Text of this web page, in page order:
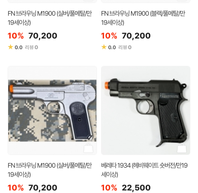
FN 브라우닝 M1900 (실버/풀메탈/만
19세이상)
10% 70,200
★ 0.0 리뷰0
FN 브라우닝 M1900 (블랙/풀메탈/만
19세이상)
10% 70,200
★ 0.0 리뷰0
FN 브라우닝 M1900 (실버/풀메탈/만
19세이상)
10% 70,200
베레타 1934 (헤비웨이트 숏버전/만19
세이상)
10% 22,500